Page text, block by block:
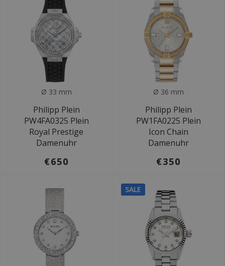
Ø 33 mm
Philipp Plein
PW4FA0325 Plein
Royal Prestige
Damenuhr
€650
Ø 36 mm
Philipp Plein
PW1FA0225 Plein
Icon Chain
Damenuhr
€350
SALE